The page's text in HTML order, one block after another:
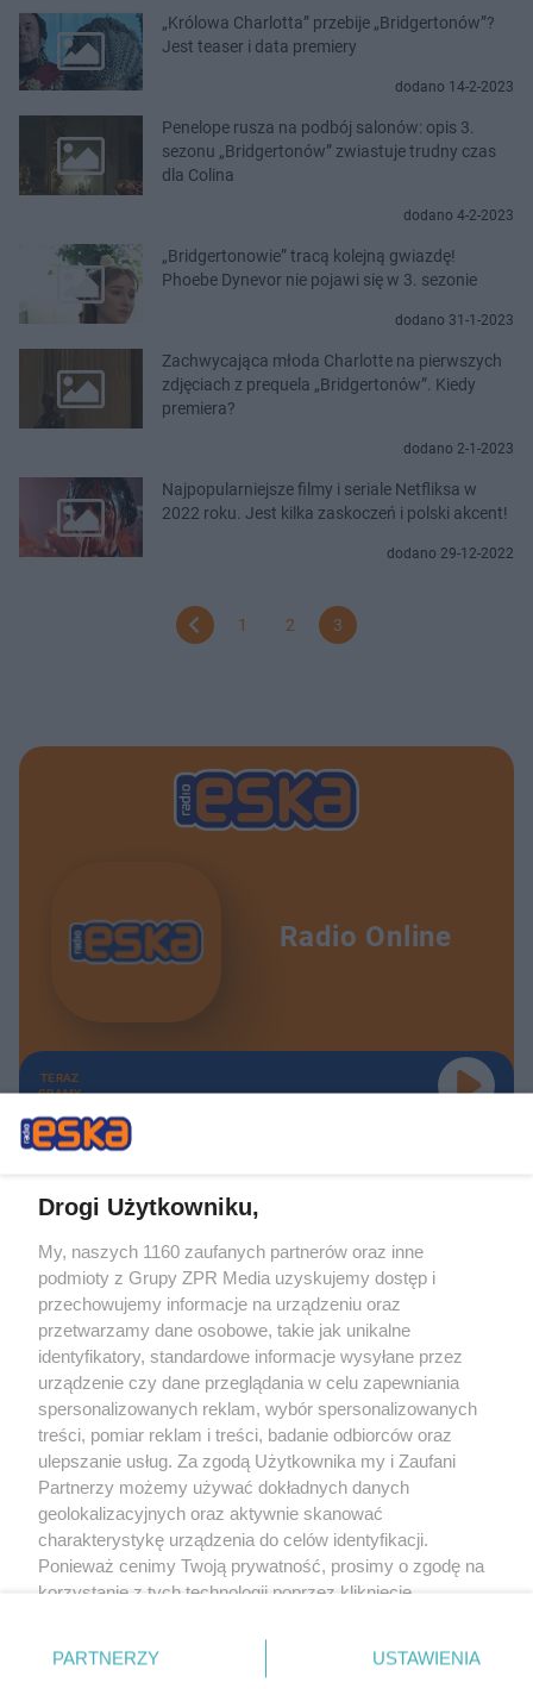
„Królowa Charlotta” przebije „Bridgertonów”?
Jest teaser i data premiery
dodano 14-2-2023
Penelope rusza na podbój salonów: opis 3.
sezonu „Bridgertonów” zwiastuje trudny czas
dla Colina
dodano 4-2-2023
„Bridgertonowie” tracą kolejną gwiazdę!
Phoebe Dynevor nie pojawi się w 3. sezonie
dodano 31-1-2023
Zachwycająca młoda Charlotte na pierwszych
zdjęciach z prequela „Bridgertonów”. Kiedy
premiera?
dodano 2-1-2023
Najpopularniejsze filmy i seriale Netfliksa w
2022 roku. Jest kilka zaskoczeń i polski akcent!
dodano 29-12-2022
1 2 3
Radio Online
TERAZ
GRAMY
Żaden utwór zamieszczony w serwisie nie może być powielany i
rozpowszechniany lub dalej rozpowszechniany w jakikolwiek sposób (w
tym także elektroniczny lub mechaniczny) na jakimkolwiek polu
eksploatacji w jakiejkolwiek formie, włącznie z umieszczaniem w Internecie
bez pisemnej zgody właściciela praw. Jakiekolwiek użycie lub
wykorzystanie utworów w całości lub w części z naruszeniem prawa, tzn.
bez właściwej zgody, jest zabronione pod groźbą kary i może być ścigane
prawnie.
O nas
Drogi Użytkowniku,
My, naszych 1160 zaufanych partnerów oraz inne
podmioty z Grupy ZPR Media uzyskujemy dostęp i
przechowujemy informacje na urządzeniu oraz
przetwarzamy dane osobowe, takie jak unikalne
identyfikatory, standardowe informacje wysyłane przez
urządzenie czy dane przeglądania w celu zapewniania
spersonalizowanych reklam, wybór spersonalizowanych
treści, pomiar reklam i treści, badanie odbiorców oraz
ulepszanie usług. Za zgodą Użytkownika my i Zaufani
Partnerzy możemy używać dokładnych danych
geolokalizacyjnych oraz aktywnie skanować
charakterystykę urządzenia do celów identyfikacji.
Ponieważ cenimy Twoją prywatność, prosimy o zgodę na
korzystanie z tych technologii poprzez kliknięcie
zmienić/wycofać klikając przycisk ustawień prywatności
znajdujący się w lewym dolnym rogu strony
PARTNERZY USTAWIENIA